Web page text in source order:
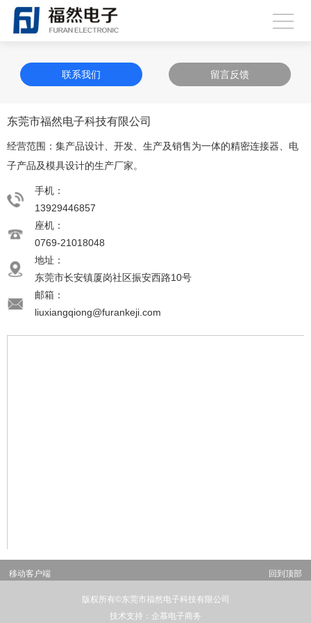
联系我们 留言反馈
东莞市福然电子科技有限公司
经营范围：集产品设计、开发、生产及销售为一体的精密连接器、电
子产品及模具设计的生产厂家。
手机：
13929446857
座机：
0769-21018048
地址：
东莞市长安镇厦岗社区振安西路10号
邮箱：
liuxiangqiong@furankeji.com
移动客户端 回到顶部
版权所有©东莞市福然电子科技有限公司
技术支持：企慕电子商务